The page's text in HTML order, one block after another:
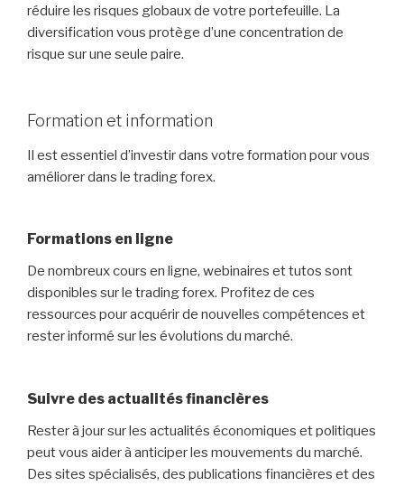
réduire les risques globaux de votre portefeuille. La
diversification vous protège d’une concentration de
risque sur une seule paire.
Formation et information
Il est essentiel d’investir dans votre formation pour vous
améliorer dans le trading forex.
Formations en ligne
De nombreux cours en ligne, webinaires et tutos sont
disponibles sur le trading forex. Profitez de ces
ressources pour acquérir de nouvelles compétences et
rester informé sur les évolutions du marché.
Suivre des actualités financières
Rester à jour sur les actualités économiques et politiques
peut vous aider à anticiper les mouvements du marché.
Des sites spécialisés, des publications financières et des